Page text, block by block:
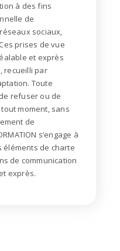
à des fins
de
sociaux,
prises de vue
et exprès
recueilli par
Toute
refuser ou de
moment, sans
de
s’engage à
éléments de charte
de communication
exprès.